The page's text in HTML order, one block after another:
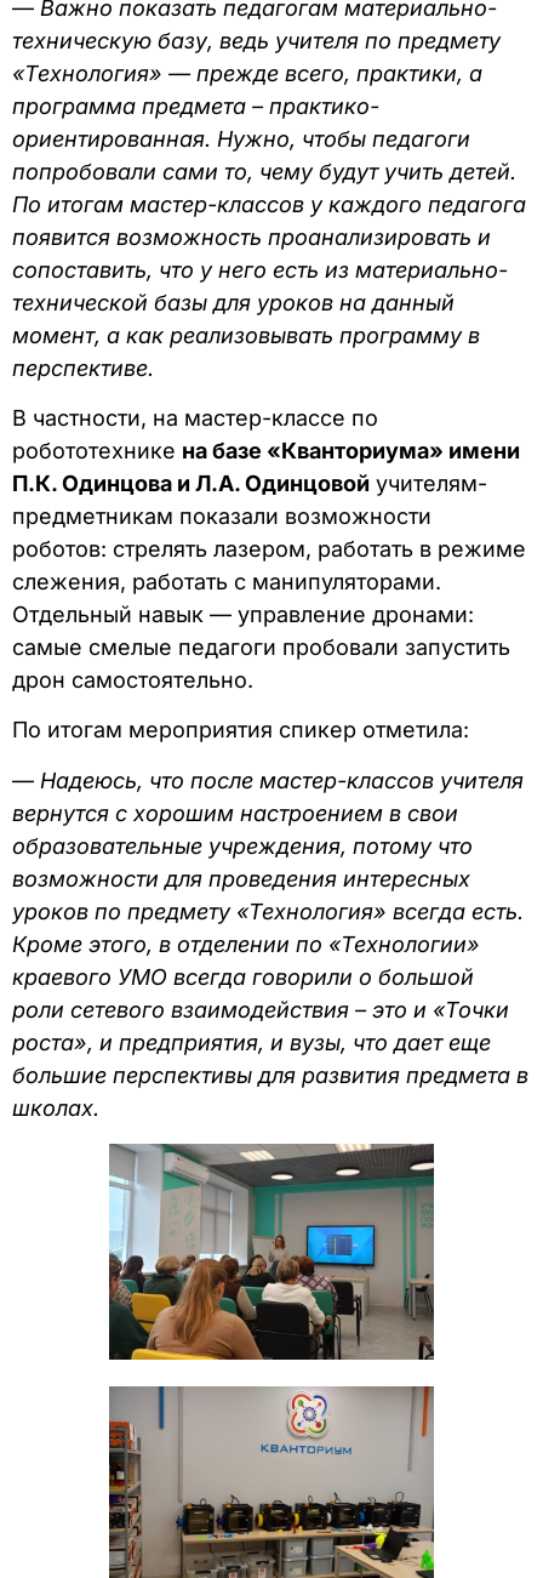
— Важно показать педагогам материально-
техническую базу, ведь учителя по предмету
«Технология» — прежде всего, практики, а
программа предмета – практико-
ориентированная. Нужно, чтобы педагоги
попробовали сами то, чему будут учить детей.
По итогам мастер-классов у каждого педагога
появится возможность проанализировать и
сопоставить, что у него есть из материально-
технической базы для уроков на данный
момент, а как реализовывать программу в
перспективе.
В частности, на мастер-классе по
робототехнике на базе «Кванториума» имени
П.К. Одинцова и Л.А. Одинцовой учителям-
предметникам показали возможности
роботов: стрелять лазером, работать в режиме
слежения, работать с манипуляторами.
Отдельный навык — управление дронами:
самые смелые педагоги пробовали запустить
дрон самостоятельно.
По итогам мероприятия спикер отметила:
— Надеюсь, что после мастер-классов учителя
вернутся с хорошим настроением в свои
образовательные учреждения, потому что
возможности для проведения интересных
уроков по предмету «Технология» всегда есть.
Кроме этого, в отделении по «Технологии»
краевого УМО всегда говорили о большой
роли сетевого взаимодействия – это и «Точки
роста», и предприятия, и вузы, что дает еще
большие перспективы для развития предмета в
школах.